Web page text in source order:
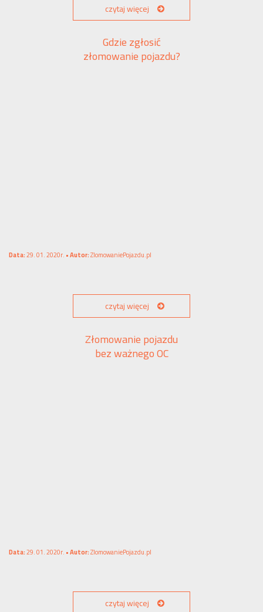
czytaj więcej
Gdzie zgłosić
złomowanie pojazdu?
Data:29. 01. 2020r. •Autor:ZlomowaniePojazdu.pl
czytaj więcej
Złomowanie pojazdu
bez ważnego OC
Data:29. 01. 2020r. •Autor:ZlomowaniePojazdu.pl
czytaj więcej